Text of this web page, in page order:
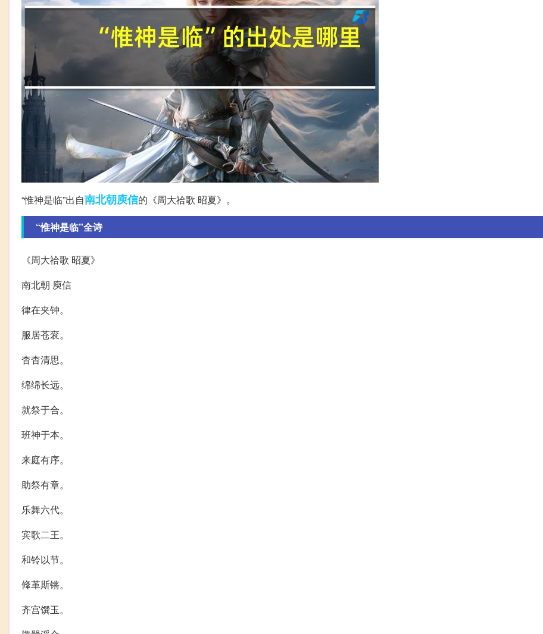
“惟神是临”出自南北朝庾信的《周大祫歌 昭夏》。
“惟神是临”全诗
《周大祫歌 昭夏》
南北朝 庾信
律在夹钟。
服居苍衮。
杳杳清思。
绵绵长远。
就祭于合。
班神于本。
来庭有序。
助祭有章。
乐舞六代。
宾歌二王。
和铃以节。
鞗革斯锵。
齐宫馔玉。